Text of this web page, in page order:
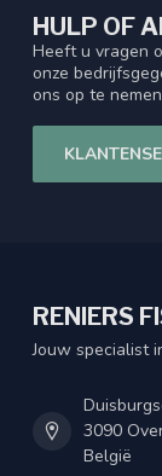
HULP OF
Heeft u vragen
onze
ons op te
RENIERS
Jouw specialist
3090
België